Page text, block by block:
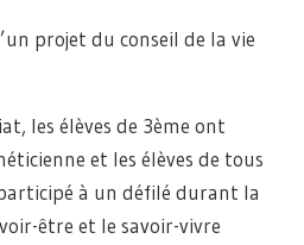
projet du conseil de la vie
les élèves de 3ème ont
et les élèves de tous
à un défilé durant la
être et le savoir-vivre